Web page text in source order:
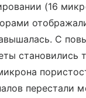
(16
С
становились
перестали